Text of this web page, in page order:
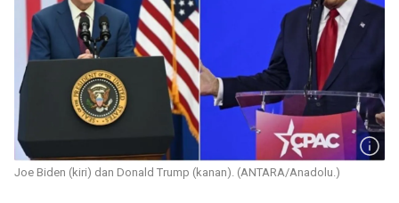
Joe Biden (kiri) dan Donald Trump (kanan). (ANTARA/Anadolu.)